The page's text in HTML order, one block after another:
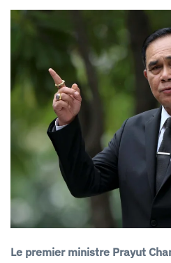
Le premier ministre Prayut